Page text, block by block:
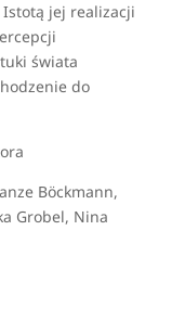
jej realizacji
świata
do
Böckmann,
Grobel, Nina